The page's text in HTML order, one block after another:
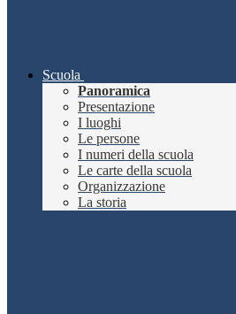
Scuola
Panoramica
Presentazione
I luoghi
Le persone
I numeri della scuola
Le carte della scuola
Organizzazione
La storia